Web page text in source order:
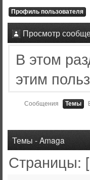
Профиль пользователя
Просмотр
В этом
этим
Сообщения Темы
Темы - Amaga
Страницы: [